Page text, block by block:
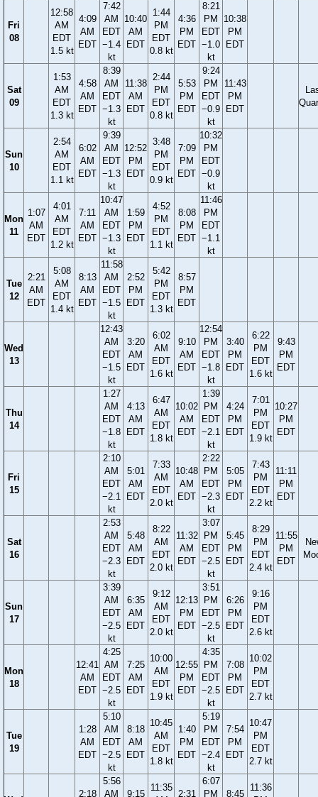
Fri
08
12:58
AM
EDT
1.5 kt
4:09
AM
EDT
7:42
AM
EDT
−1.4
kt
10:40
AM
EDT
1:44
PM
EDT
0.8 kt
4:36
PM
EDT
8:21
PM
EDT
−1.0
kt
10:38
PM
EDT
Sat
09
1:53
AM
EDT
1.3 kt
4:58
AM
EDT
8:39
AM
EDT
−1.3
kt
11:38
AM
EDT
2:44
PM
EDT
0.8 kt
5:53
PM
EDT
9:24
PM
EDT
−0.9
kt
11:43
PM
EDT
Sun
10
2:54
AM
EDT
1.1 kt
6:02
AM
EDT
9:39
AM
EDT
−1.3
kt
12:52
PM
EDT
3:48
PM
EDT
0.9 kt
7:09
PM
EDT
10:32
PM
EDT
−0.9
kt
Mon
11
1:07
AM
EDT
4:01
AM
EDT
1.2 kt
7:11
AM
EDT
10:47
AM
EDT
−1.3
kt
1:59
PM
EDT
4:52
PM
EDT
1.1 kt
8:08
PM
EDT
11:46
PM
EDT
−1.1
kt
Tue
12
2:21
AM
EDT
5:08
AM
EDT
1.4 kt
8:13
AM
EDT
11:58
AM
EDT
−1.5
kt
2:52
PM
EDT
5:42
PM
EDT
1.3 kt
8:57
PM
EDT
Wed
13
12:43
AM
EDT
−1.5
kt
3:20
AM
EDT
6:02
AM
EDT
1.6 kt
9:10
AM
EDT
12:54
PM
EDT
−1.8
kt
3:40
PM
EDT
6:22
PM
EDT
1.6 kt
9:43
PM
EDT
Thu
14
1:27
AM
EDT
−1.8
kt
4:13
AM
EDT
6:47
AM
EDT
1.8 kt
10:02
AM
EDT
1:39
PM
EDT
−2.1
kt
4:24
PM
EDT
7:01
PM
EDT
1.9 kt
10:27
PM
EDT
Fri
15
2:10
AM
EDT
−2.1
kt
5:01
AM
EDT
7:33
AM
EDT
2.0 kt
10:48
AM
EDT
2:22
PM
EDT
−2.3
kt
5:05
PM
EDT
7:43
PM
EDT
2.2 kt
11:11
PM
EDT
Sat
16
2:53
AM
EDT
−2.3
kt
5:48
AM
EDT
8:22
AM
EDT
2.0 kt
11:32
AM
EDT
3:07
PM
EDT
−2.5
kt
5:45
PM
EDT
8:29
PM
EDT
2.4 kt
11:55
PM
EDT
Sun
17
3:39
AM
EDT
−2.5
kt
6:35
AM
EDT
9:12
AM
EDT
2.0 kt
12:13
PM
EDT
3:51
PM
EDT
−2.5
kt
6:26
PM
EDT
9:16
PM
EDT
2.6 kt
Mon
18
12:41
AM
EDT
4:25
AM
EDT
−2.5
kt
7:25
AM
EDT
10:00
AM
EDT
1.9 kt
12:55
PM
EDT
4:35
PM
EDT
−2.5
kt
7:08
PM
EDT
10:02
PM
EDT
2.7 kt
Tue
19
1:28
AM
EDT
5:10
AM
EDT
−2.5
kt
8:18
AM
EDT
10:45
AM
EDT
1.8 kt
1:40
PM
EDT
5:19
PM
EDT
−2.4
kt
7:54
PM
EDT
10:47
PM
EDT
2.7 kt
2:18
5:56
AM
9:15
11:35
2:31
6:07
PM
8:45
11:36